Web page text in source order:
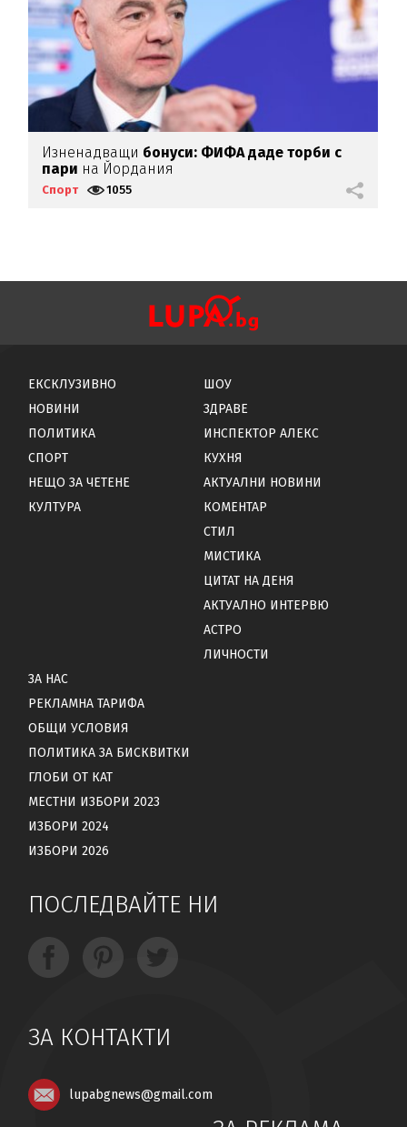
Изненадващи бонуси: ФИФА даде торби с
пари на Йордания
Спорт 1055
ЕКСКЛУЗИВНО
НОВИНИ
ПОЛИТИКА
СПОРТ
НЕЩО ЗА ЧЕТЕНЕ
КУЛТУРА
ШОУ
ЗДРАВЕ
ИНСПЕКТОР АЛЕКС
КУХНЯ
АКТУАЛНИ НОВИНИ
КОМЕНТАР
СТИЛ
МИСТИКА
ЦИТАТ НА ДЕНЯ
АКТУАЛНО ИНТЕРВЮ
АСТРО
ЛИЧНОСТИ
ЗА НАС
РЕКЛАМНА ТАРИФА
ОБЩИ УСЛОВИЯ
ПОЛИТИКА ЗА БИСКВИТКИ
ГЛОБИ ОТ КАТ
МЕСТНИ ИЗБОРИ 2023
ИЗБОРИ 2024
ИЗБОРИ 2026
ПОСЛЕДВАЙТЕ НИ
ЗА КОНТАКТИ
lupabgnews@gmail.com